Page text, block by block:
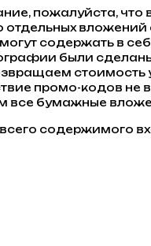
пожалуйста,
отдельных
содержать в
были
стоимость
промо-кодов не
все бумажные
содержимого